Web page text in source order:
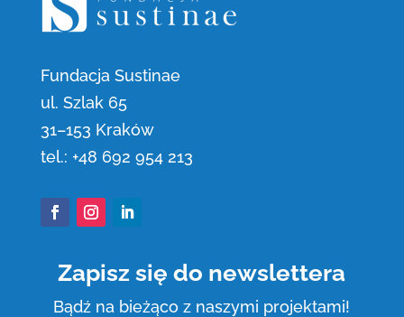
Fundacja Sustinae
ul. Szlak 65
31–153 Kraków
tel.: +48 692 954 213
Zapisz się do newslettera
Bądź na bieżąco z naszymi projektami!